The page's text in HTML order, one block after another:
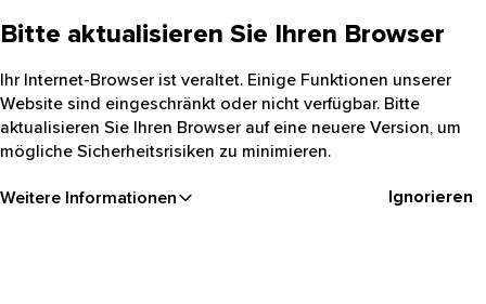
Bitte aktualisieren Sie Ihren Browser
Ihr Internet-Browser ist veraltet. Einige Funktionen unserer
Website sind eingeschränkt oder nicht verfügbar. Bitte
aktualisieren Sie Ihren Browser auf eine neuere Version, um
mögliche Sicherheitsrisiken zu minimieren.
Weitere Informationen Ignorieren